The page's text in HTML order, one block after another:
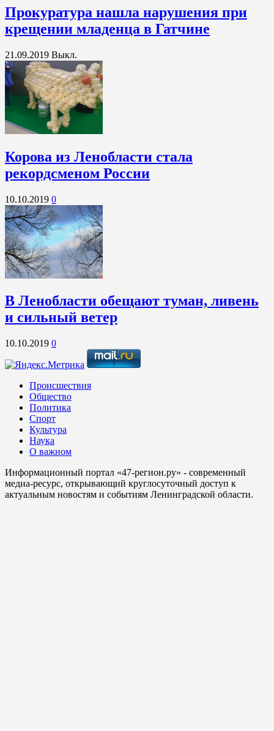
Прокуратура нашла нарушения при
крещении младенца в Гатчине
21.09.2019 Выкл.
Корова из Ленобласти стала
рекордсменом России
10.10.2019 0
В Ленобласти обещают туман, ливень
и сильный ветер
10.10.2019 0
Происшествия
Общество
Политика
Спорт
Культура
Наука
О важном
Информационный портал «47-регион.ру» - современный
медиа-ресурс, открывающий круглосуточный доступ к
актуальным новостям и событиям Ленинградской области.